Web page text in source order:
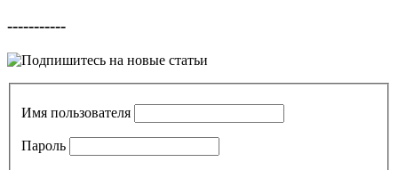
-----------
Имя пользователя
Пароль